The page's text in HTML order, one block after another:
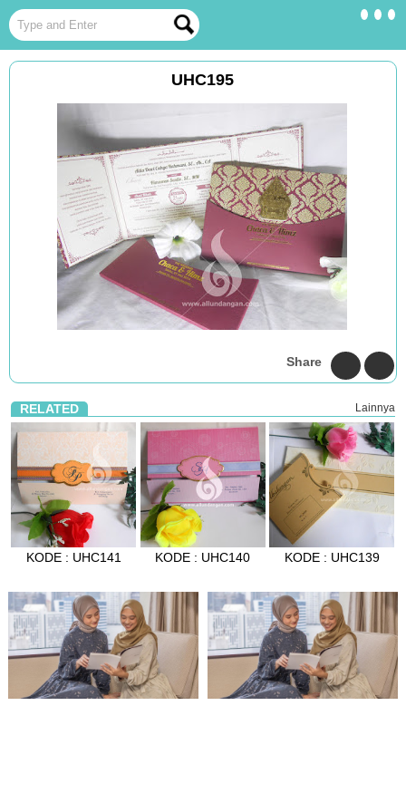
UHC195
Share
RELATED Lainnya
KODE : UHC141 KODE : UHC140 KODE : UHC139